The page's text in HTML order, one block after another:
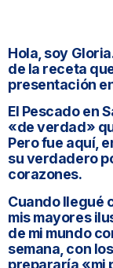
Hola, soy
de la receta
presentación
El Pescado en
«de verdad»
Pero fue aquí,
su verdadero
corazones.
Cuando llegué
mis mayores
de mi mundo
semana, con
prepararía «mi